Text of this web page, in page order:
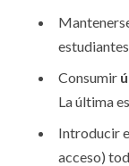
Consumir
La última
Introducir
acceso)